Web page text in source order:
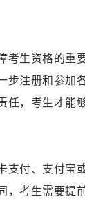
生资格的重
注册和参加
，考生才能
付、支付宝
考生需要提